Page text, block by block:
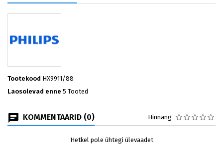
Tootekood HX9911/88
Laosolevad enne 5 Tooted
KOMMENTAARID (0) Hinnang
Hetkel pole ühtegi ülevaadet